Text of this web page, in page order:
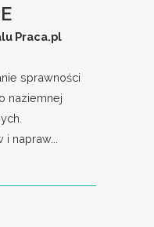
Praca.pl
sprawności
naziemnej
napraw...